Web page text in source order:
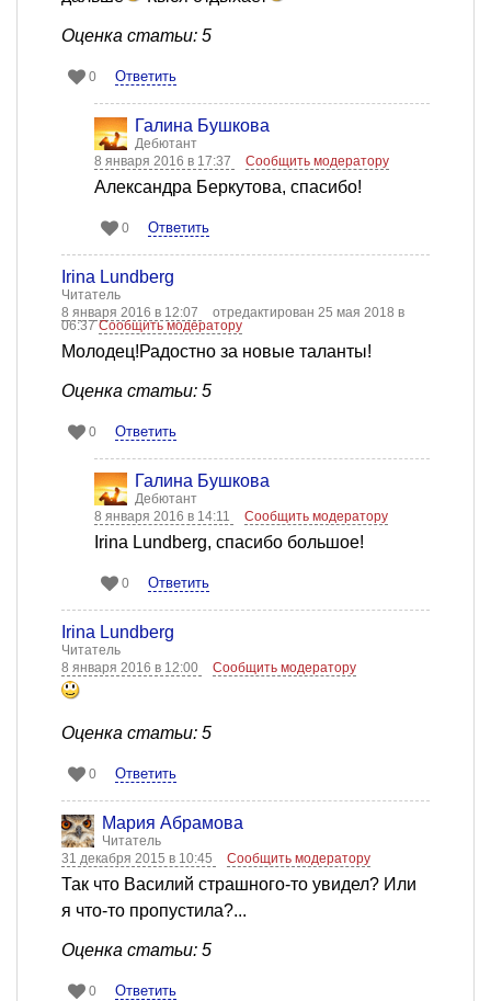
Оценка статьи: 5
0 Ответить
Галина Бушкова
Дебютант
8 января 2016 в 17:37
Сообщить модератору
Александра Беркутова, спасибо!
0 Ответить
Irina Lundberg
Читатель
8 января 2016 в 12:07
отредактирован 25 мая 2018 в
06:37Сообщить модератору
Молодец!Радостно за новые таланты!
Оценка статьи: 5
0 Ответить
Галина Бушкова
Дебютант
8 января 2016 в 14:11
Сообщить модератору
Irina Lundberg, спасибо большое!
0 Ответить
Irina Lundberg
Читатель
8 января 2016 в 12:00
Сообщить модератору
Оценка статьи: 5
0 Ответить
Мария Абрамова
Читатель
31 декабря 2015 в 10:45
Сообщить модератору
Так что Василий страшного-то увидел? Или
я что-то пропустила?...
Оценка статьи: 5
0 Ответить